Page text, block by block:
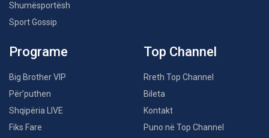
Shumësportësh
Sport Gossip
Programe
Big Brother VIP
Për’puthen
Shqipëria LIVE
Fiks Fare
Top Channel
Rreth Top Channel
Bileta
Kontakt
Puno në Top Channel